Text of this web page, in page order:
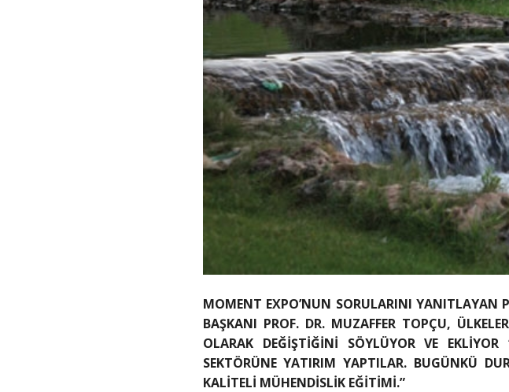
MOMENT EXPO’NUN SORULARINI YANITLAYAN
BAŞKANI PROF. DR. MUZAFFER TOPÇU,
OLARAK DEĞİŞTİĞİNİ SÖYLÜYOR VE
SEKTÖRÜNE YATIRIM YAPTILAR. BUGÜNKÜ
KALİTELİ MÜHENDİSLİK EĞİTİMİ.”